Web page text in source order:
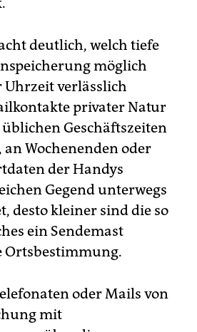
deutlich, welch tiefe
möglich
Uhrzeit verlässlich
privater Natur
Geschäftszeiten
Wochenenden oder
der Handys
Gegend unterwegs
desto kleiner sind die so
ein Sendemast
Ortsbestimmung.
oder Mails von
mit